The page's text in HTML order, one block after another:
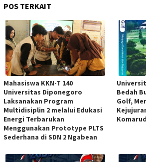
POS TERKAIT
Mahasiswa KKN-T 140
Universitas Diponegoro
Laksanakan Program
Multidisiplin 2 melalui Edukasi
Energi Terbarukan
Menggunakan Prototype PLTS
Sederhana di SDN 2 Ngabean
Bedah
Golf,